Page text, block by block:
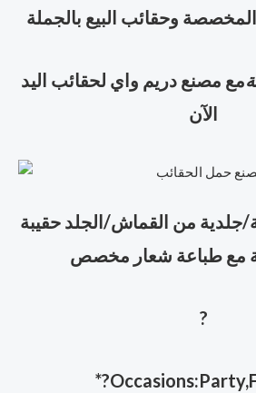
مع مصنع دريم واي لحقائب اليد
الآن
جلدية من القماش/الجلد حقيبة
مع طباعة شعار مخصص
?